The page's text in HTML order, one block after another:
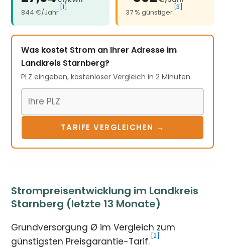
844 €/Jahr
[1]
37 % günstiger
[3]
Was kostet Strom an Ihrer Adresse im
Landkreis Starnberg?
PLZ eingeben, kostenloser Vergleich in 2 Minuten.
TARIFE VERGLEICHEN →
Strompreisentwicklung im Landkreis
Starnberg (letzte 13 Monate)
Grundversorgung Ø im Vergleich zum
günstigsten Preisgarantie-Tarif. [2]